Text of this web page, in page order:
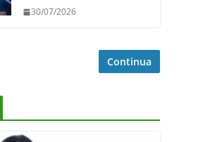
impareremo”
30/07/2026
Continua